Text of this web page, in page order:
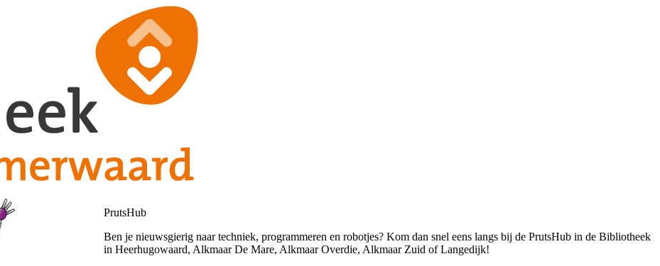
PrutsHub
Ben je nieuwsgierig naar techniek, programmeren en robotjes? Kom dan snel eens langs bij de PrutsHub in de Bibliotheek
in Heerhugowaard, Alkmaar De Mare, Alkmaar Overdie, Alkmaar Zuid of Langedijk!